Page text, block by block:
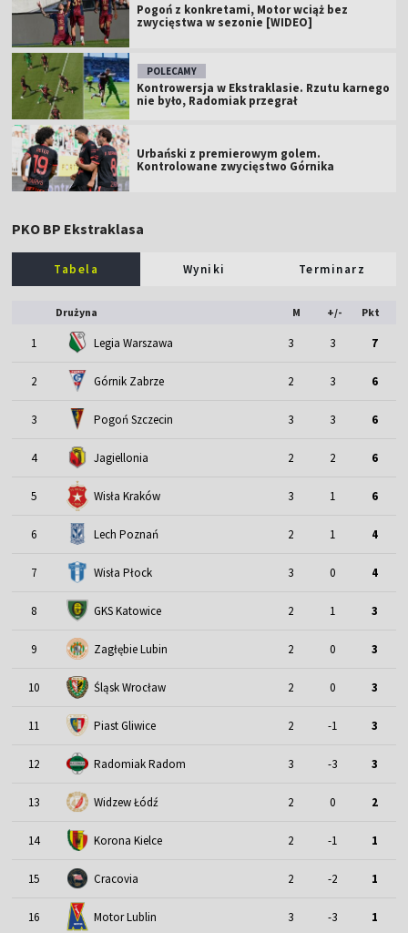
Pogoń z konkretami, Motor wciąż bez
zwycięstwa w sezonie [WIDEO]
POLECAMY
Kontrowersja w Ekstraklasie. Rzutu karnego
nie było, Radomiak przegrał
Urbański z premierowym golem.
Kontrolowane zwycięstwo Górnika
PKO BP Ekstraklasa
Tabela Wyniki Terminarz
Drużyna M +/- Pkt
1 Legia Warszawa 3 3 7
2 Górnik Zabrze 2 3 6
3 Pogoń Szczecin 3 3 6
4 Jagiellonia 2 2 6
5 Wisła Kraków 3 1 6
6 Lech Poznań 2 1 4
7 Wisła Płock 3 0 4
8 GKS Katowice 2 1 3
9 Zagłębie Lubin 2 0 3
10 Śląsk Wrocław 2 0 3
11 Piast Gliwice 2 -1 3
12 Radomiak Radom 3 -3 3
13 Widzew Łódź 2 0 2
14 Korona Kielce 2 -1 1
15 Cracovia 2 -2 1
16 Motor Lublin 3 -3 1